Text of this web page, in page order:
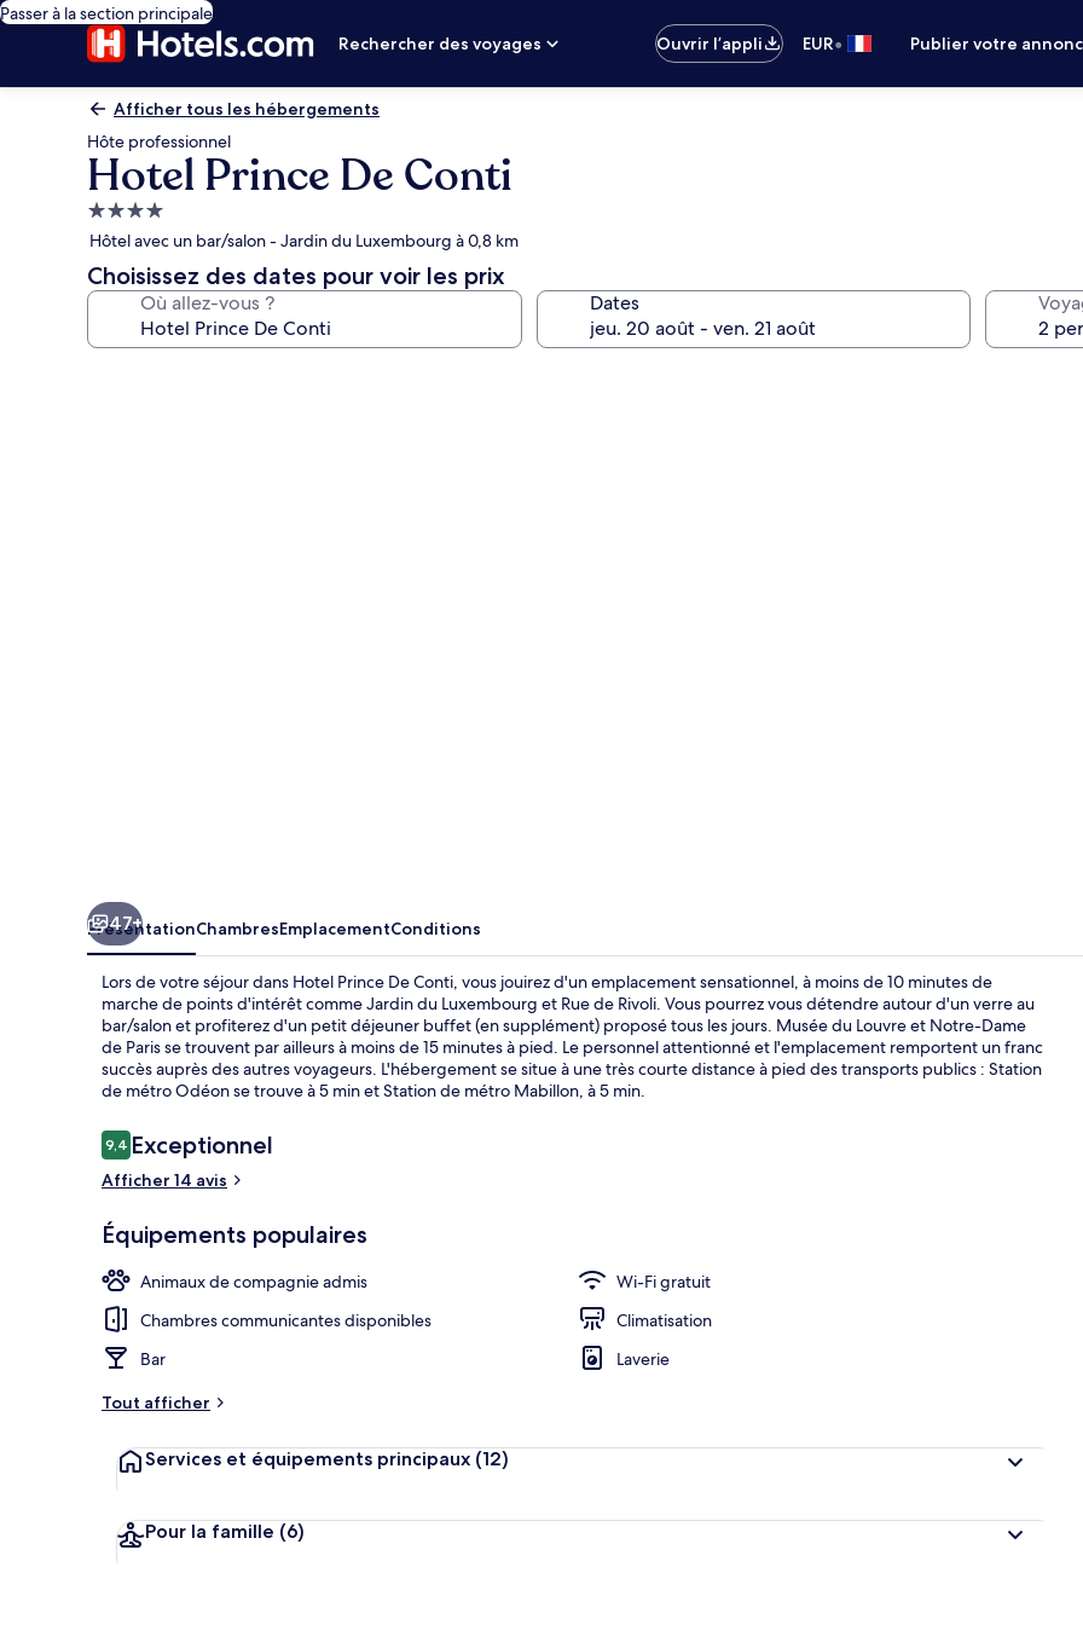
Passer à la section principale
Rechercher des voyages
Ouvrir l’appli EUR• Publier votre
Afficher tous les hébergements
Hôte professionnel
Hotel Prince De Conti
Hébergement
4.0 étoiles
Hôtel avec un bar/salon - Jardin du Luxembourg à 0,8 km
Choisissez des dates pour voir les prix
Où allez-vous ? Dates
Literie de
47+
PrésentationChambresEmplacementConditions
Lors de votre séjour dans Hotel Prince De Conti, vous jouirez d'un emplacement sensationnel, à moins de 10 minutes de
marche de points d'intérêt comme Jardin du Luxembourg et Rue de Rivoli. Vous pourrez vous détendre autour d'un verre au
bar/salon et profiterez d'un petit déjeuner buffet (en supplément) proposé tous les jours. Musée du Louvre et Notre-Dame
de Paris se trouvent par ailleurs à moins de 15 minutes à pied. Le personnel attentionné et l'emplacement remportent un franc
succès auprès des autres voyageurs. L'hébergement se situe à une très courte distance à pied des transports publics : Station
de métro Odéon se trouve à 5 min et Station de métro Mabillon, à 5 min.
Avis
voyageurs
9,49,4 sur 10
Exceptionnel
Afficher 14 avis
Équipements populaires
Animaux de compagnie admis
Wi-Fi gratuit
Chambres communicantes disponibles
Climatisation
Bar
Laverie
Tout afficher
Services et équipements principaux (12)
Pour la famille (6)